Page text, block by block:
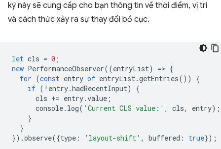
ký này sẽ cung cấp cho bạn thông tin về thời điểm, vị trí
và cách thức xảy ra sự thay đổi bố cục.
let cls = 0 ;
new PerformanceObserver((entryList) => {
for (const entry of entryList.getEntries())
{
if ( ! entry.hadRecentInput)
{
cls += entry.value ;
console. log( 'Current CLS value:' , cls, entry);
}
}
}).observe({type : 'layout-shift' , buffered : true});